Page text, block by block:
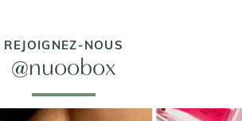
REJOIGNEZ-NOUS
@nuoobox